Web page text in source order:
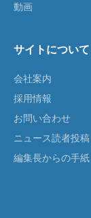
動画
サイトについて
会社案内
採用情報
お問い合わせ
ニュース読者投稿
編集長からの手紙